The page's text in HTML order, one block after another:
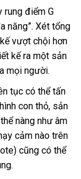
rung điểm G
năng”Hàn
Quốc
. Xét tổng
vượt chội hơn
kế ra một sản
tiki
mọi người.
tục địa
chỉ
có thể tấn
con thỏmới
nhất
, sản
nàng như âm
cảm nào trên
lấy
cũng danh
có thể